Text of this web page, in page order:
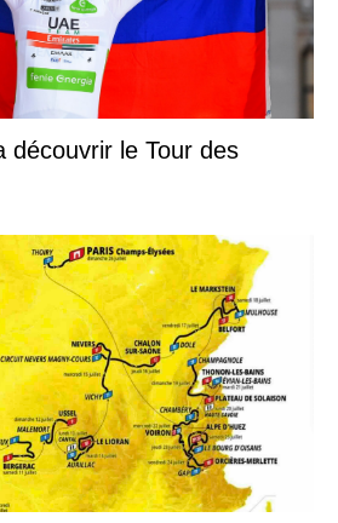
découvrir le Tour des